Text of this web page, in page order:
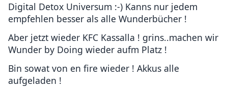
Digital Detox Universum :-) Kanns nur jedem
empfehlen besser als alle Wunderbücher !
Aber jetzt wieder KFC Kassalla ! grins..machen wir
Wunder by Doing wieder aufm Platz !
Bin sowat von en fire wieder ! Akkus alle
aufgeladen !